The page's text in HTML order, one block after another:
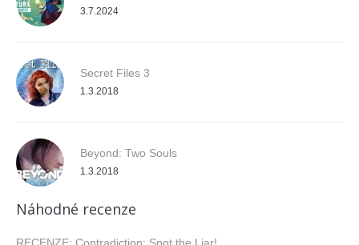
3.7.2024
Secret Files 3
1.3.2018
Beyond: Two Souls
1.3.2018
Náhodné recenze